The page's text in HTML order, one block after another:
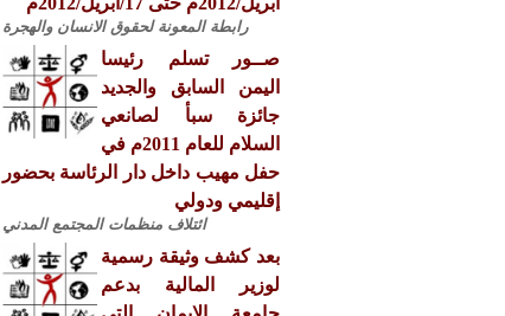
رابطة المعونة لحقوق الانسان والهجرة
صــور تسلم رئيسا
اليمن السابق والجديد
جائزة سبأ لصانعي
السلام للعام 2011م في
حفل مهيب داخل دار الرئاسة بحضور
إقليمي ودولي
ائتلاف منظمات المجتمع المدني
بعد كشف وثيقة رسمية
لوزير المالية بدعم